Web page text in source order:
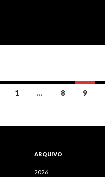
1 … 8 9
ARQUIVO
2026